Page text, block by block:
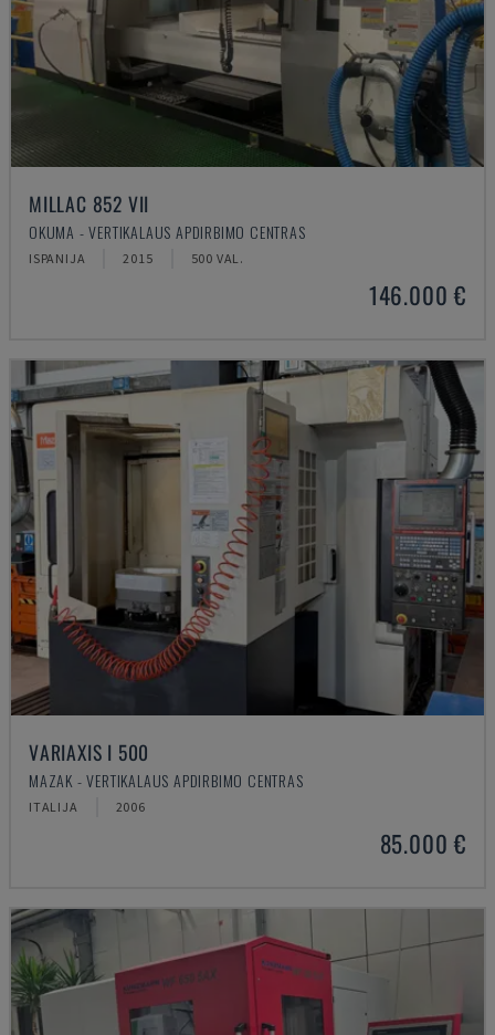
MILLAC 852 VII
OKUMA - VERTIKALAUS APDIRBIMO CENTRAS
ISPANIJA 2015 500 VAL.
146.000 €
VARIAXIS I 500
MAZAK - VERTIKALAUS APDIRBIMO CENTRAS
ITALIJA 2006
85.000 €